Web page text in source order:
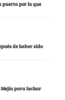
puerta por la que
de haber sido
Mejía para luchar